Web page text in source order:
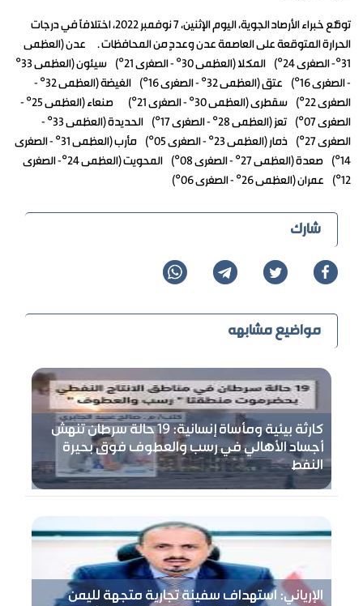
توقّع خبراء الأرصاد الجوية، اليوم الإثنين، 7 نوفمبر 2022، اختلافًا في درجات
الحرارة المتوقعة على العاصمة عدن وعددٍ من المحافظات . عدن (العظمى
31°- الصغرى 24°) المكلا (العظمى 30° - الصغرى 21°) سيئون (العظمى 33°
- الصغرى 16°) عتق (العظمى 32° - الصغرى 16°) الغيضة (العظمى 32° -
الصغرى 22°) سقطرى (العظمى 30° - الصغرى 21°) صنعاء (العظمى 25° -
الصغرى 07°) تعز (العظمى 28° - الصغرى 17°) الحديدة (العظمى 33° -
الصغرى 27°) ذمار (العظمى 23° - الصغرى 05°) مأرب (العظمى 31° - الصغرى
14°) صعدة (العظمى 27° - الصغرى 08°) المحويت (العظمى 24°- الصغرى
12°) عمران (العظمى 26° - الصغرى 06°)
شارك
مواضيع مشابهه
كارثة بيئية ومأساة إنسانية: 19 حالة سرطان تنهش
أجساد الأهالي في رسب والعطوف فوق بحيرة
النفط
الإرياني: استهداف سفينة تجارية متجهة لليمن